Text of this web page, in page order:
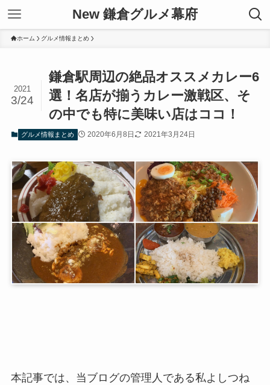
New 鎌倉グルメ幕府
ホーム グルメ情報まとめ
鎌倉駅周辺の絶品オススメカレー6
選！名店が揃うカレー激戦区、そ
の中でも特に美味い店はココ！
2021
3/24
グルメ情報まとめ 2020年6月8日 2021年3月24日
本記事では、当ブログの管理人である私よしつね